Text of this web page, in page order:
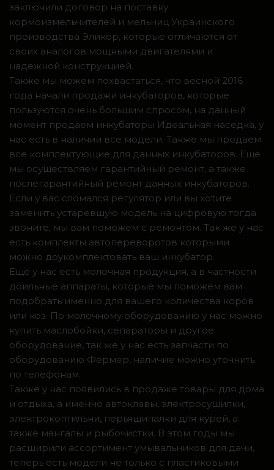
заключили договор на поставку
кормоизмельчителей и мельниц Украинского
производства Эликор, которые отличаются от
своих аналогов мощными двигателями и
надежной конструкцией.
Также мы можем похвастаться, что весной 2016
года начали продажи инкубаторов, которые
пользуются очень большим спросом, на данный
момент продаем инкубаторы Идеальная наседка, у
нас есть в наличии все модели. Также мы продаем
все комплектующие для данных инкубаторов. Ещё
мы осуществляем гарантийный ремонт, а также
послегарантийный ремонт данных инкубаторов.
Если у вас сломался регулятор или вы хотите
заменить устаревшую модель на цифровую тогда
звоните, мы вам поможем с ремонтом. Так же у нас
есть комплекты автопереворотов которыми
можно доукомплектовать ваш инкубатор.
Ещё у нас есть молочная продукция, а в частности
доильные аппараты, которые мы поможем вам
подобрать именно для вашего количества коров
или коз. По молочному оборудованию у нас можно
купить маслобойки, сепараторы и другое
оборудование, так же у нас есть запчасти по
оборудованию Фермер, наличие можно уточнить
по телефонам.
Также у нас появились в продаже товары для дома
и отдыха, а именно автоклавы, электросушилки,
электрокоптильни, перьящипалки для курей, а
также мангалы и рыбочистки. В этом годы мы
расширили ассортимент умывальников для дачи,
теперь есть модели не только с пластиковыми